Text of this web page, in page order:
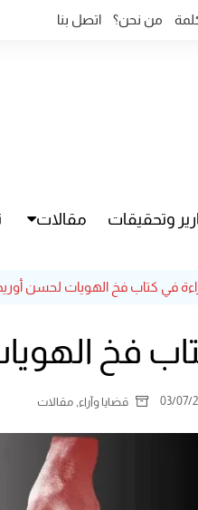
من نحن؟ اتصل بنا
وتحقيقات مقالات
في كتاب فخ الهويات لحسن
فخ
03/07/ قضايا وآراء مقالات